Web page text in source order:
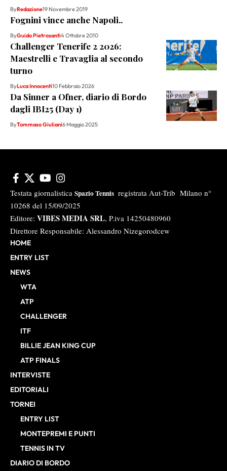
ByRedazione19 Novembre 2019
Fognini vince anche Napoli..
ByGuido Pietrosanti4 Ottobre 2010
Challenger Tenerife 2 2026:
Maestrelli e Travaglia al secondo
turno
ByLuca Innocenti10 Febbraio 2026
Da Sinner a Ofner, diario di Bordo
dagli IBI25 (Day 1)
ByTommaso Giuliani6 Maggio 2025
Testata giornalistica Spazio Tennis registrata Aut-Trib Milano n°
10268 del 15/09/2025
Editore: VIBES MEDIA SRL, P.iva 14250480960
Direttore Responsabile: Alessandro Nizegorodcew
HOME
ENTRY LIST
NEWS
WTA
ATP
CHALLENGER
ITF
BILLIE JEAN KING CUP
ATP FINALS
INTERVISTE
EDITORIALI
TORNEI
ENTRY LIST
MONTEPREMI E PUNTI
TENNIS IN TV
DIARIO DI BORDO